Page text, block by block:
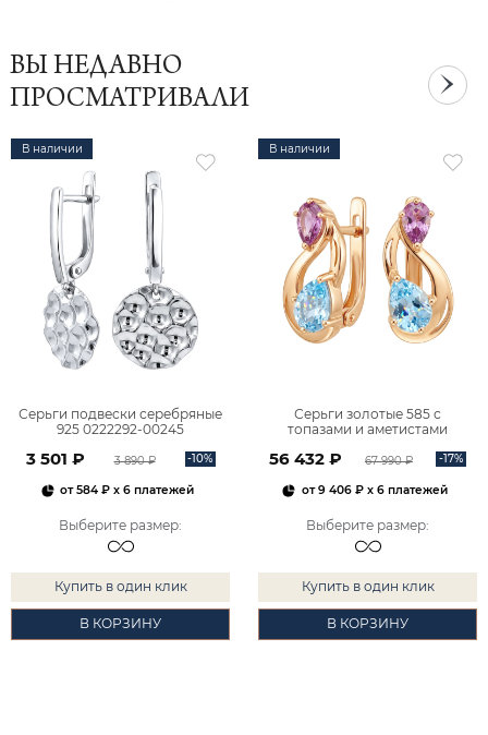
ВЫ НЕДАВНО
ПРОСМАТРИВАЛИ
В наличии
Серьги подвески серебряные
925 0222292-00245
3 501 ₽ 3 890 ₽ -10%
от584 ₽ x 6 платежей
Выберите размер:
Купить в один клик
В КОРЗИНУ
В наличии
Серьги золотые 585 с
топазами и аметистами
56 432 ₽ 67 990 ₽ -17%
от9 406 ₽x 6 платежей
Выберите размер:
Купить в один клик
В КОРЗИНУ